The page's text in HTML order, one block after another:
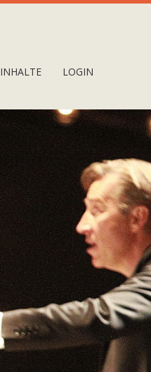
INHALTE LOGIN